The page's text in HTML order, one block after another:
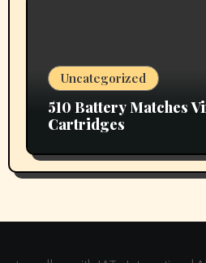
Uncategorized
510 Battery Matches
Cartridges